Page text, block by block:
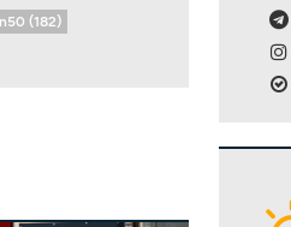
n50 (182)